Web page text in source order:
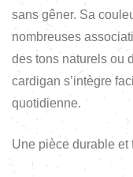
sans gêner. Sa
nombreuses
des tons naturels ou
cardigan s’intègre
quotidienne.
Une pièce durable et